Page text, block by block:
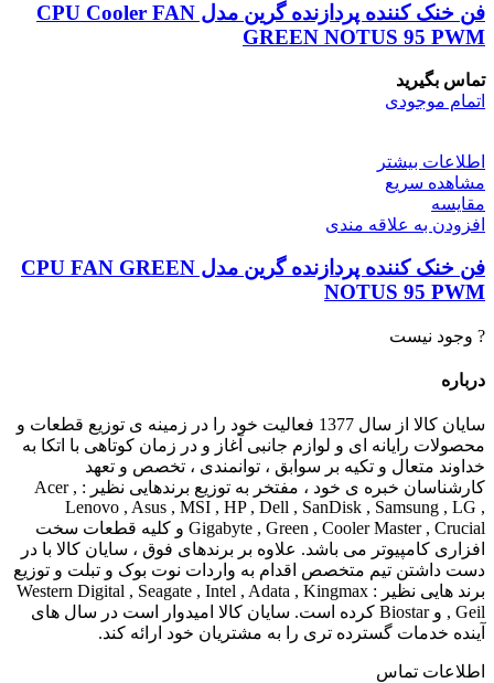
فن خنک کننده پردازنده گرین مدل CPU Cooler FAN
GREEN NOTUS 95 PWM
تماس بگیرید
اتمام موجودی
اطلاعات بیشتر
مشاهده سریع
مقایسه
افزودن به علاقه مندی
فن خنک کننده پردازنده گرین مدل CPU FAN GREEN
NOTUS 95 PWM
? وجود نیست
درباره
سایان کالا از سال 1377 فعالیت خود را در زمینه ی توزیع قطعات و
محصولات رایانه ای و لوازم جانبی آغاز و در زمان کوتاهی با اتکا به
خداوند متعال و تکیه بر سوابق ، توانمندی ، تخصص و تعهد
کارشناسان خبره ی خود ، مفتخر به توزیع برندهایی نظیر : Acer ,
Lenovo , Asus , MSI , HP , Dell , SanDisk , Samsung , LG ,
Gigabyte , Green , Cooler Master , Crucial و کلیه قطعات سخت
افزاری کامپیوتر می باشد. علاوه بر برندهای فوق ، سایان کالا با در
دست داشتن تیم متخصص اقدام به واردات نوت بوک و تبلت و توزیع
برند هایی نظیر : Western Digital , Seagate , Intel , Adata , Kingmax
, Geil و Biostar کرده است. سایان کالا امیدوار است در سال های
آینده خدمات گسترده تری را به مشتریان خود ارائه کند.
اطلاعات تماس